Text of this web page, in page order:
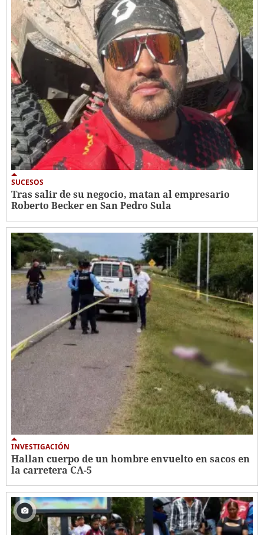
SUCESOS
Tras salir de su negocio, matan al empresario
Roberto Becker en San Pedro Sula
INVESTIGACIÓN
Hallan cuerpo de un hombre envuelto en sacos en
la carretera CA-5